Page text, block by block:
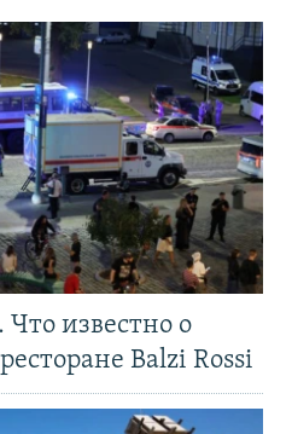
известно о
Balzi Rossi